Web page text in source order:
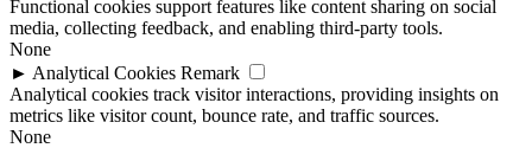
Functional cookies support features like content sharing on social
media, collecting feedback, and enabling third-party tools.
None
► Analytical Cookies Remark
Analytical cookies track visitor interactions, providing insights on
metrics like visitor count, bounce rate, and traffic sources.
None